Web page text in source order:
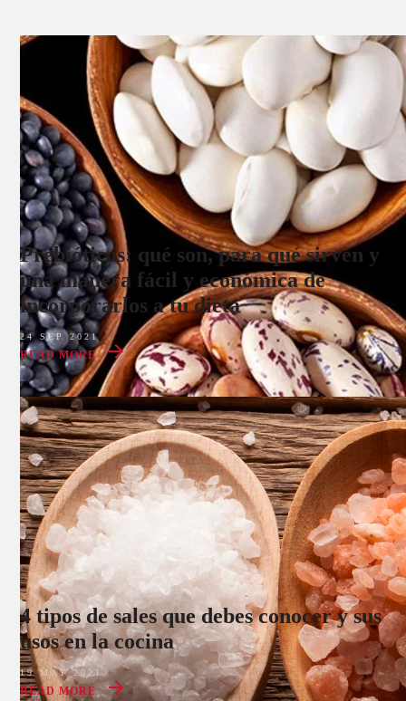
Prebióticos: qué son, para qué sirven y
una manera fácil y económica de
incorporarlos a tu dieta
24 SEP 2021
READ MORE
4 tipos de sales que debes conocer y sus
usos en la cocina
19 MAY 2021
READ MORE